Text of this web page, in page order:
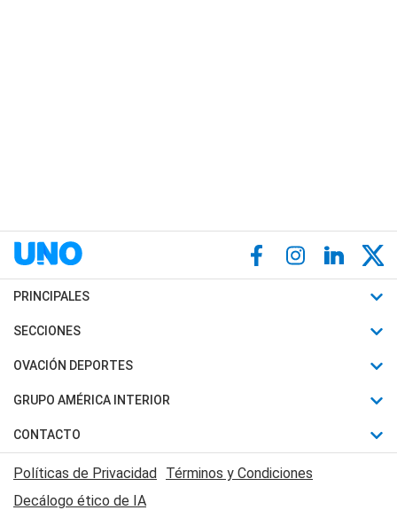
PRINCIPALES
Últimas Noticias
Política
Judiciales
Economia
SECCIONES
Horóscopo
Motores
Trucos caseros
Series y Películas
Edictos y Solicitadas
OVACIÓN DEPORTES
Fútbol
Mundial
Automovilismo
Rugby
GRUPO AMÉRICA INTERIOR
Canal 7 en Vivo
CONTACTO
Acerca de Nosotros
Contactanos
Políticas de Privacidad Términos y Condiciones
Decálogo ético de IA